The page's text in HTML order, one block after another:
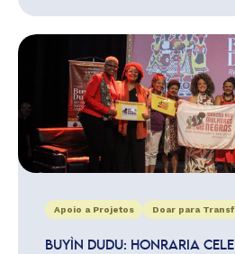
Apoio a Projetos Doar para
BUYÌN DUDU: HONRARIA